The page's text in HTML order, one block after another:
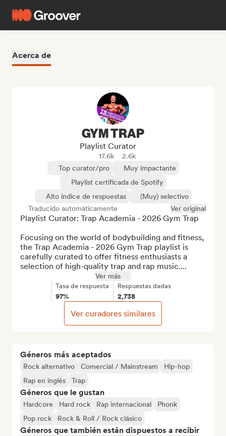
Acerca de
Géneros más aceptados
Rock alternativo Comercial / Mainstream
Hip-hop
Rap en inglés
Trap
Géneros que le gustan
Hardcore Hard rock Rap internacional
Phonk
Pop rock
Rock & Roll / Rock clásico
Géneros que también están dispuestos a recibir
GYM TRAP
Playlist Curator
17.6k
2.6k
Top curator/pro
Muy impactante
Playlist certificada de Spotify
Alto índice de respuestas
(Muy) selectivo
Traducido automáticamente
Ver original
Playlist Curator: Trap Academia - 2026 Gym Trap
Focusing on the world of bodybuilding and fitness,
the Trap Academia - 2026 Gym Trap playlist is
carefully curated to offer fitness enthusiasts a
selection of high-quality trap and rap music....
Ver más
Tasa de respuesta
97%
Respuestas dadas
2,738
Ver curadores similares